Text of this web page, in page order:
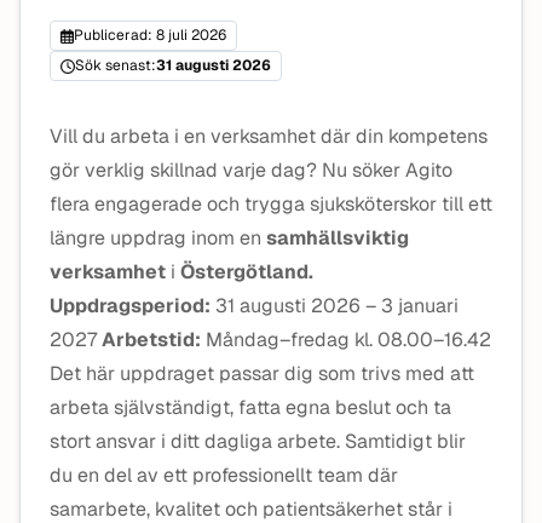
Publicerad: 8 juli 2026
Sök senast:31 augusti 2026
Vill du arbeta i en verksamhet där din kompetens
gör verklig skillnad varje dag? Nu söker Agito
flera engagerade och trygga sjuksköterskor till ett
längre uppdrag inom en samhällsviktig
verksamhet i Östergötland.
Uppdragsperiod: 31 augusti 2026 – 3 januari
2027Arbetstid: Måndag–fredag kl. 08.00–16.42
Det här uppdraget passar dig som trivs med att
arbeta självständigt, fatta egna beslut och ta
stort ansvar i ditt dagliga arbete. Samtidigt blir
du en del av ett professionellt team där
samarbete, kvalitet och patientsäkerhet står i